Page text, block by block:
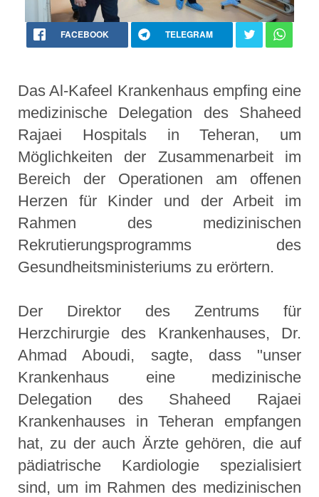
FACEBOOK TELEGRAM
Das Al-Kafeel Krankenhaus empfing eine
medizinische Delegation des Shaheed
Rajaei Hospitals in Teheran, um
Möglichkeiten der Zusammenarbeit im
Bereich der Operationen am offenen
Herzen für Kinder und der Arbeit im
Rahmen des medizinischen
Rekrutierungsprogramms des
Gesundheitsministeriums zu erörtern.
Der Direktor des Zentrums für
Herzchirurgie des Krankenhauses, Dr.
Ahmad Aboudi, sagte, dass "unser
Krankenhaus eine medizinische
Delegation des Shaheed Rajaei
Krankenhauses in Teheran empfangen
hat, zu der auch Ärzte gehören, die auf
pädiatrische Kardiologie spezialisiert
sind, um im Rahmen des medizinischen